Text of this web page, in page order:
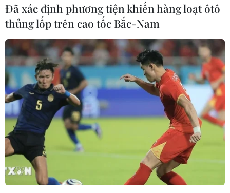
NASA lên kế hoạch gửi robot tìm kiếm
nước trên Mặt Trăng
Đã xác định phương tiện khiến hàng loạt ôtô
thủng lốp trên cao tốc Bắc-Nam